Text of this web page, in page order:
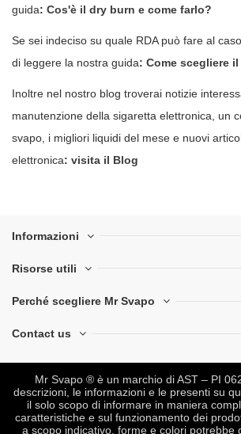
guida: Cos'è il dry burn e come farlo?
Se sei indeciso su quale RDA può fare al
di leggere la nostra guida: Come scegliere
Inoltre nel nostro blog troverai notizie
manutenzione della sigaretta elettronica, un
svapo, i migliori liquidi del mese e nuovi
elettronica: visita il Blog
Informazioni
Risorse utili
Perché scegliere Mr Svapo
Contact us
Mr Svapo ® è un marchio di AST – PI
descrizioni, le informazioni e le presenti su
il solo scopo di informare in maniera
caratteristiche e sul funzionamento dei
a scopo indicativo, forme e colori potrebbe